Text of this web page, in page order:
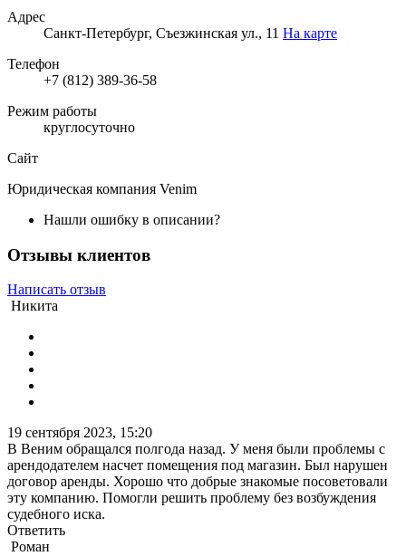
Адрес
Санкт-Петербург, Съезжинская ул., 11 На карте
Телефон
+7 (812) 389-36-58
Режим работы
круглосуточно
Сайт
Юридическая компания Venim
Нашли ошибку в описании?
Отзывы клиентов
Написать отзыв
Никита
19 сентября 2023, 15:20
В Веним обращался полгода назад. У меня были проблемы с
арендодателем насчет помещения под магазин. Был нарушен
договор аренды. Хорошо что добрые знакомые посоветовали
эту компанию. Помогли решить проблему без возбуждения
судебного иска.
Ответить
Роман